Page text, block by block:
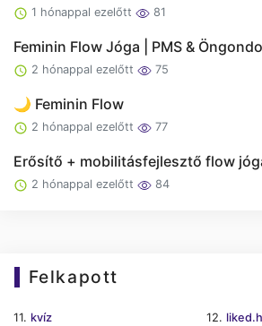
1 hónappal ezelőtt 81
Feminin Flow Jóga | PMS &
2 hónappal ezelőtt 75
🌙 Feminin Flow
2 hónappal ezelőtt 77
Erősítő + mobilitásfejlesztő flow
2 hónappal ezelőtt 84
Felkapott
11. kvíz 12.